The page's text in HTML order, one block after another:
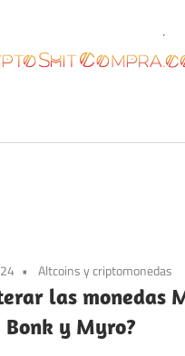
Altcoins y criptomonedas
las monedas
y Myro?